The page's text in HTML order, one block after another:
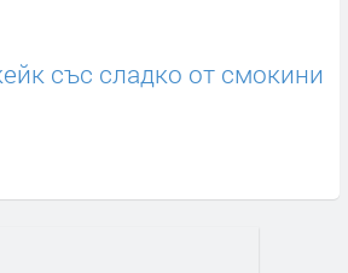
със сладко от смокини